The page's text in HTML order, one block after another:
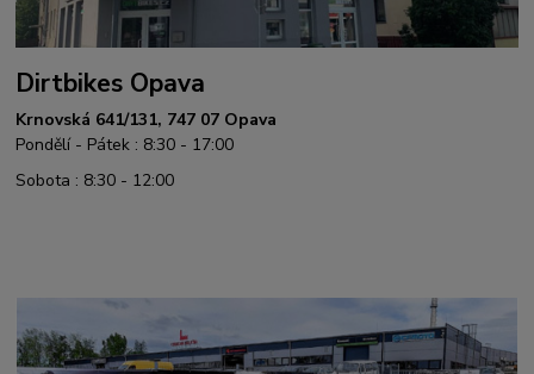
Dirtbikes Opava
Krnovská 641/131, 747 07 Opava
Pondělí - Pátek : 8:30 - 17:00
Sobota : 8:30 - 12:00